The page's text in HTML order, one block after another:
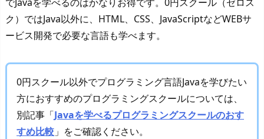
ク）ではJava以外に、HTML、CSS、JavaScriptなどWEBサ
ービス開発で必要な言語も学べます。
0円スクール以外でプログラミング言語Javaを学びたい
方におすすめのプログラミングスクールについては、
別記事「Javaを学べるプログラミングスクールのおす
すめ比較 」をご確認ください。